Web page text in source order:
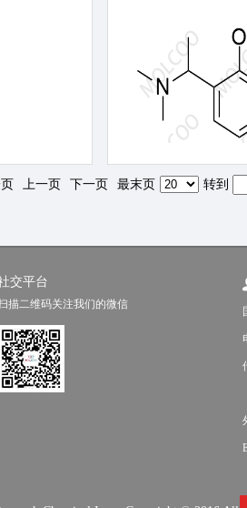
上一页 下一页 最末页 转到
交平台
描二维码关注我们的微信